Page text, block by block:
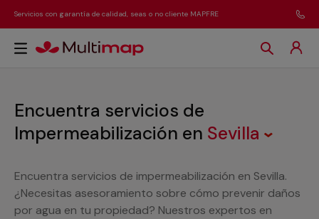
Servicios con garantía de calidad, seas o no cliente MAPFRE
Encuentra servicios de
Impermeabilización en Sevilla
Encuentra servicios de impermeabilización en Sevilla.
¿Necesitas asesoramiento sobre cómo prevenir daños
por agua en tu propiedad? Nuestros expertos en